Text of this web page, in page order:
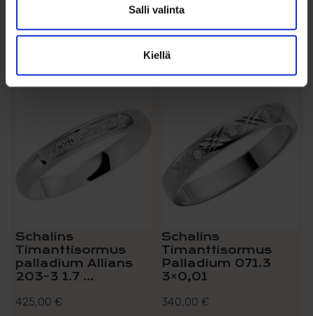
Salli valinta
Kiellä
Valitse malli Valitse malli
Schalins
Timanttisormus
palladium Allians
203-3 1.7 ...
425,00 €
Schalins
Timanttisormus
Palladium 071.3
3×0,01
340,00 €